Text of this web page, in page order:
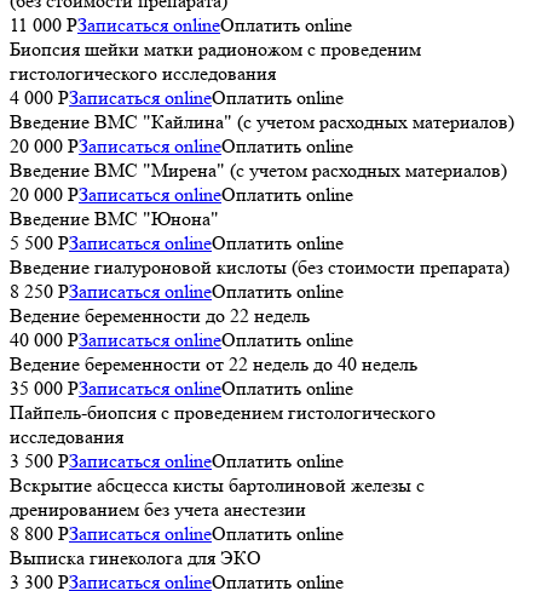
11 000 PЗаписаться onlineОплатить online
Биопсия шейки матки радионожом с проведеним
гистологического исследования
4 000 PЗаписаться onlineОплатить online
Введение ВМС "Кайлина" (с учетом расходных материалов)
20 000 PЗаписаться onlineОплатить online
Введение ВМС "Мирена" (с учетом расходных материалов)
20 000 PЗаписаться onlineОплатить online
Введение ВМС "Юнона"
5 500 PЗаписаться onlineОплатить online
Введение гиалуроновой кислоты (без стоимости препарата)
8 250 PЗаписаться onlineОплатить online
Ведение беременности до 22 недель
40 000 PЗаписаться onlineОплатить online
Ведение беременности от 22 недель до 40 недель
35 000 PЗаписаться onlineОплатить online
Пайпель-биопсия с проведением гистологического
исследования
3 500 PЗаписаться onlineОплатить online
Вскрытие абсцесса кисты бартолиновой железы с
дренированием без учета анестезии
8 800 PЗаписаться onlineОплатить online
Выписка гинеколога для ЭКО
3 300 PЗаписаться onlineОплатить online